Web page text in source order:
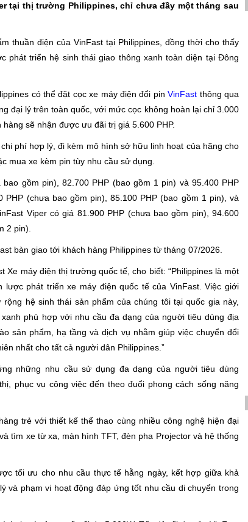
tại thị trường Philippines, chỉ chưa đầy một tháng sau
thuần điện của VinFast tại Philippines, đồng thời cho thấy
phát triển hệ sinh thái giao thông xanh toàn diện tại Đông
có thể đặt cọc xe máy điện đổi pinVinFast thông qua
đại lý trên toàn quốc, với mức cọc không hoàn lại chỉ 3.000
sẽ nhận được ưu đãi trị giá 5.600 PHP.
phí hợp lý, đi kèm mô hình sở hữu linh hoạt của hãng cho
mua xe kèm pin tùy nhu cầu sử dụng.
gồm pin), 82.700 PHP (bao gồm 1 pin) và 95.400 PHP
(chưa bao gồm pin), 85.100 PHP (bao gồm 1 pin), và
Viper có giá 81.900 PHP (chưa bao gồm pin), 94.600
2 pin).
bàn giao tới khách hàng Philippines từ tháng 07/2026.
Xe máy điện thị trường quốc tế, cho biết: “Philippines là một
phát triển xe máy điện quốc tế của VinFast. Việc giới
hệ sinh thái sản phẩm của chúng tôi tại quốc gia này,
phù hợp với nhu cầu đa dạng của người tiêu dùng địa
sản phẩm, hạ tầng và dịch vụ nhằm giúp việc chuyển đổi
nhất cho tất cả người dân Philippines.”
những nhu cầu sử dụng đa dạng của người tiêu dùng
phục vụ công việc đến theo đuổi phong cách sống năng
trẻ với thiết kế thể thao cùng nhiều công nghệ hiện đại
tìm xe từ xa, màn hình TFT, đèn pha Projector và hệ thống
tối ưu cho nhu cầu thực tế hằng ngày, kết hợp giữa khả
và phạm vi hoạt động đáp ứng tốt nhu cầu di chuyển trong